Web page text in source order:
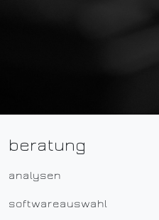
beratung
analysen
softwareauswahl